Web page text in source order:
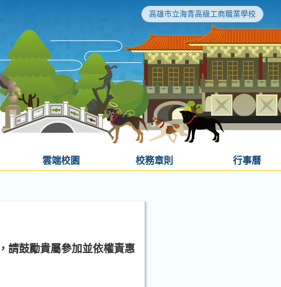
高雄市立海青高級工商職業學校
雲端校園 校務章則 行事曆
請鼓勵貴屬參加並依權責惠